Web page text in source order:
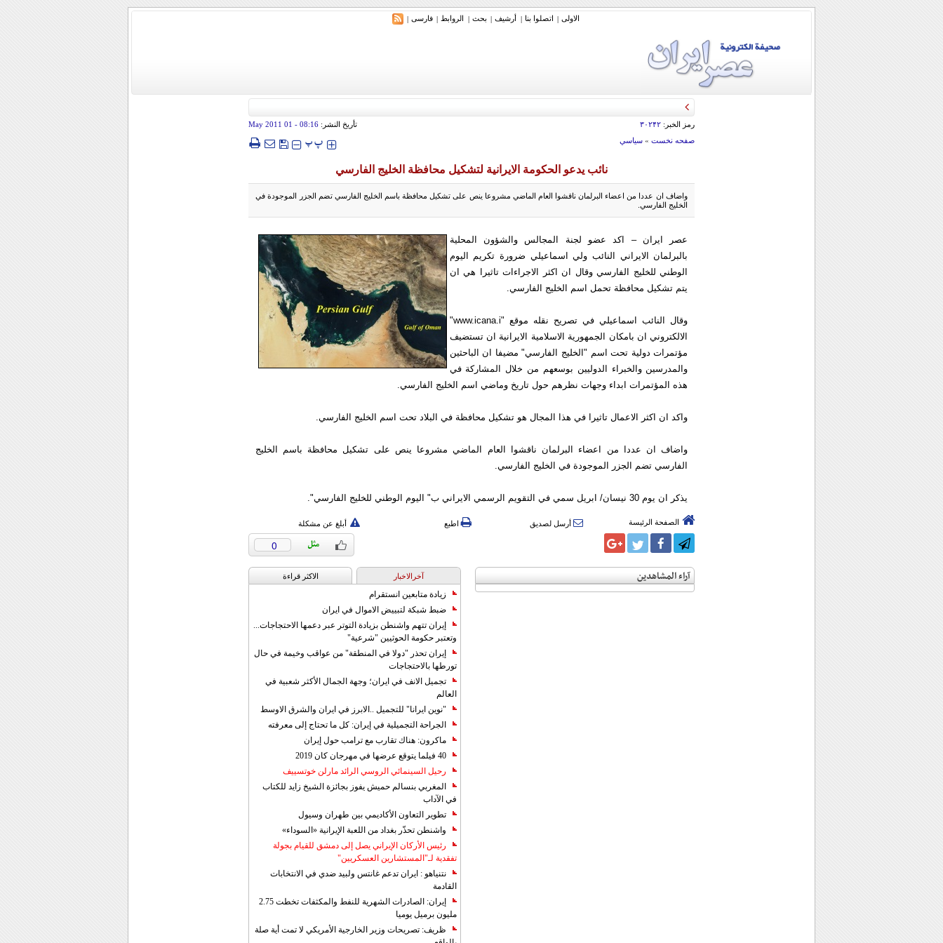
الاولی | اتصلوا بنا | أرشیف | بحث | الروابط | فارسی |
رمز الخبر: ۳۰۲۴۲ تأريخ النشر:08:16
- 01 May 2011
صفحه نخست» سياسي ‍‍‍ پپ
نائب يدعو الحكومة الايرانية لتشكيل محافظة الخليج الفارسي
واضاف ان عددا من اعضاء البرلمان ناقشوا العام الماضي مشروعا ينص على تشكيل محافظة باسم الخليج الفارسي تضم الجزر الموجودة في
الخليج الفارسي.
عصر ايران – اكد عضو لجنة المجالس والشؤون المحلية
بالبرلمان الايراني النائب ولي اسماعيلي ضرورة تكريم اليوم
الوطني للخليج الفارسي وقال ان اكثر الاجراءات تاثيرا هي ان
يتم تشكيل محافظة تحمل اسم الخليج الفارسي.
وقال النائب اسماعيلي في تصريح نقله موقع "www.icana.i"
الالكتروني ان بامكان الجمهورية الاسلامية الايرانية ان تستضيف
مؤتمرات دولية تحت اسم "الخليج الفارسي" مضيفا ان الباحثين
والمدرسين والخبراء الدوليين بوسعهم من خلال المشاركة في
هذه المؤتمرات ابداء وجهات نظرهم حول تاريخ وماضي اسم الخليج الفارسي.
واكد ان اكثر الاعمال تاثيرا في هذا المجال هو تشكيل محافظة في البلاد تحت اسم الخليج الفارسي.
واضاف ان عددا من اعضاء البرلمان ناقشوا العام الماضي مشروعا ينص على تشكيل محافظة باسم الخليج
الفارسي تضم الجزر الموجودة في الخليج الفارسي.
يذكر ان يوم 30 نيسان/ ابريل سمي في التقويم الرسمي الايراني ب" اليوم الوطني للخليج الفارسي".
الصفحة الرئيسة أرسل لصديق اطبع أبلغ عن مشكلة
0
آراء المشاهدين آخرالاخبار الاکثر قراءة
زيادة متابعين انستقرام
ضبط شبكة لتبييض الاموال في ايران
إيران تتهم واشنطن بزيادة التوتر عبر دعمها الاحتجاجات...
وتعتبر حكومة الحوثيين "شرعية"
إيران تحذر "دولا في المنطقة" من عواقب وخيمة في حال
تورطها بالاحتجاجات
تجميل الانف في ايران؛ وجهة الجمال الأكثر شعبية في
العالم
"نوين ايرانا" للتجميل ..الابرز في ايران والشرق الاوسط
الجراحة التجميلية في إيران: كل ما تحتاج إلى معرفته
ماكرون: هناك تقارب مع ترامب حول إيران
40 فيلما يتوقع عرضها في مهرجان كان 2019
رحيل السينمائي الروسي الرائد مارلن خوتسييف
المغربي بنسالم حميش يفوز بجائزة الشيخ زايد للكتاب
في الآداب
تطوير التعاون الأكاديمي بين طهران وسيول
واشنطن تحذّر بغداد من اللعبة الإيرانية «السوداء»
رئيس الأركان الإيراني يصل إلى دمشق للقيام بجولة
تفقدية لـ"المستشارين العسكريين"
نتنياهو : ايران تدعم غانتس ولبيد ضدي في الانتخابات
القادمة
إيران: الصادرات الشهریة للنفط والمكثفات تخطت 2.75
مليون برميل يوميا
ظريف: تصريحات وزير الخارجية الأمريكي لا تمت أية صلة